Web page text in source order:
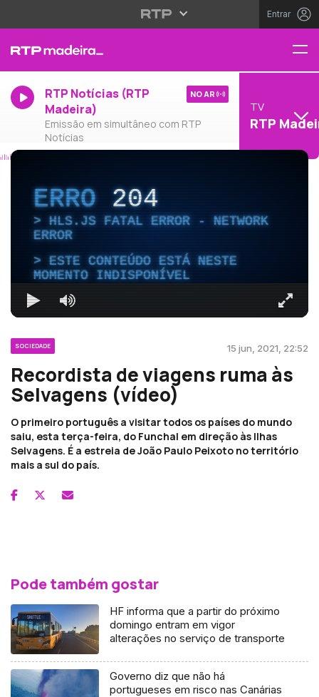
Entrar
RTP Notícias (RTP
Madeira)
Emissão em simultâneo com RTP
Notícias
NO AR
TV
RTP
ERRO204
HLS.JS FATAL ERROR - NETWORK
ERROR
ESTE CONTEÚDO ESTÁ NESTE
MOMENTO INDISPONÍVEL
SOCIEDADE 15 jun, 2021, 22:52
Recordista de viagens ruma às
Selvagens (vídeo)
O primeiro português a visitar todos os países do mundo
saiu, esta terça-feira, do Funchal em direção às Ilhas
Selvagens. É a estreia de João Paulo Peixoto no território
mais a sul do país.
Pode também gostar
HF informa que a partir do próximo
domingo entram em vigor
alterações no serviço de transporte
Governo diz que não há
portugueses em risco nas Canárias